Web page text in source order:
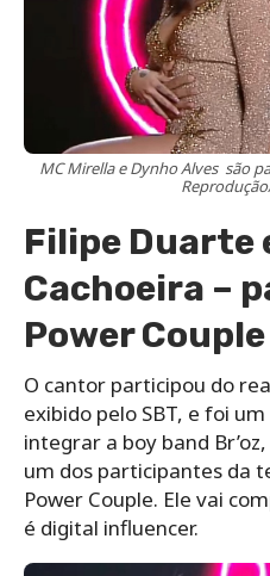
MC Mirella e Dynho Alves são
Filipe Duarte
Cachoeira –
Power Couple
O cantor participou do
exibido pelo SBT, e foi
integrar a boy band
um dos participantes da
Power Couple. Ele vai
é digital influencer.